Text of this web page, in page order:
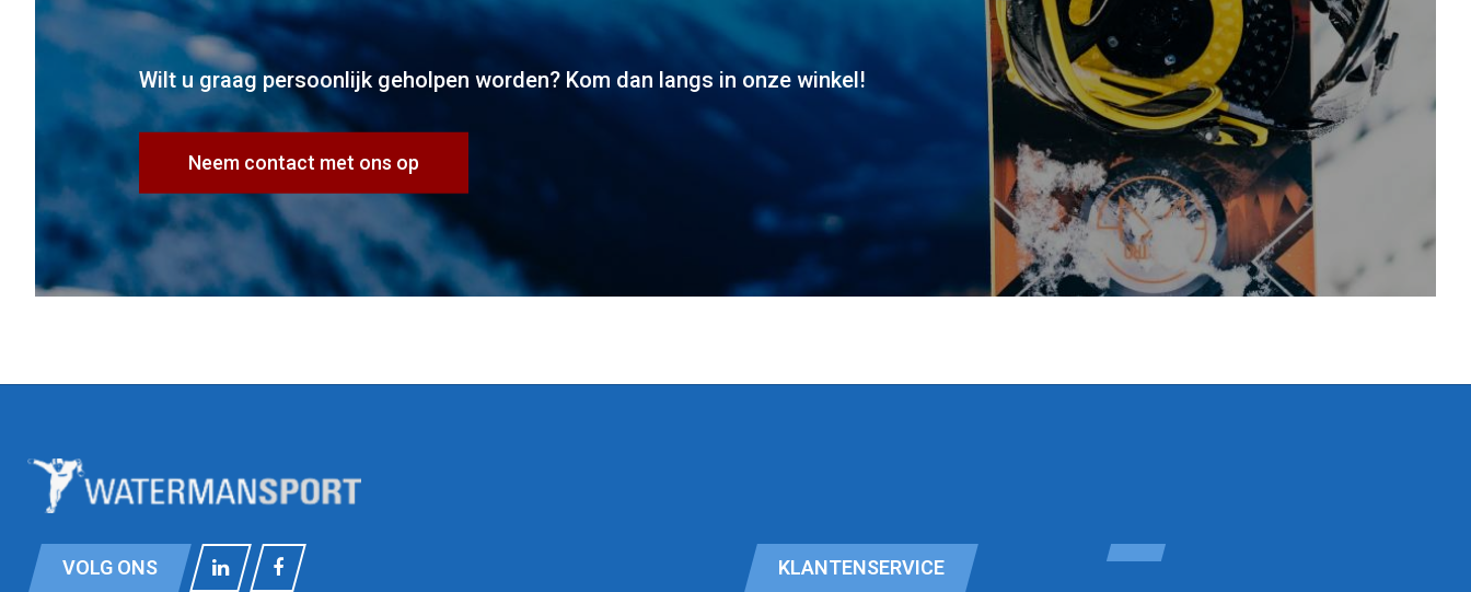
Wilt u graag persoonlijk geholpen worden? Kom dan langs in onze winkel!
Neem contact met ons op
VOLG ONS KLANTENSERVICE